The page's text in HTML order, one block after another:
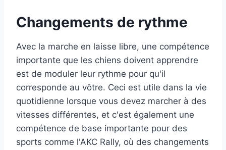
Changements de rythme
Avec la marche en laisse libre, une compétence
importante que les chiens doivent apprendre
est de moduler leur rythme pour qu'il
corresponde au vôtre. Ceci est utile dans la vie
quotidienne lorsque vous devez marcher à des
vitesses différentes, et c'est également une
compétence de base importante pour des
sports comme l'AKC Rally, où des changements